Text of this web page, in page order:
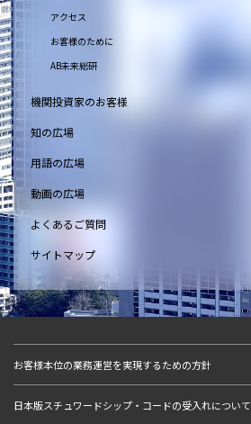
アクセス
お客様のために
AB未来総研
機関投資家のお客様
知の広場
用語の広場
動画の広場
よくあるご質問
サイトマップ
お客様本位の業務運営を実現するための方針
日本版スチュワードシップ・コードの受入れについて